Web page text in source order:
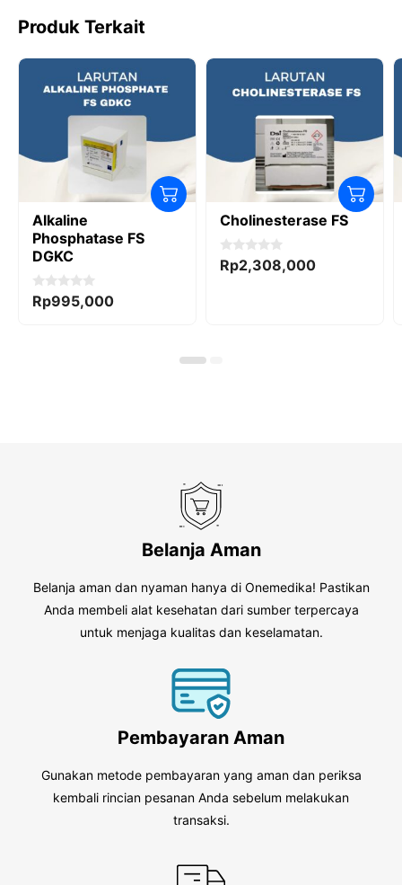
Produk Terkait
Alkaline
Phosphatase FS
DGKC
0
o
Rp995,000
Cholinesterase FS
0
o
Rp2,308,000
Belanja Aman
Belanja aman dan nyaman hanya di Onemedika! Pastikan
Anda membeli alat kesehatan dari sumber terpercaya
untuk menjaga kualitas dan keselamatan.
Pembayaran Aman
Gunakan metode pembayaran yang aman dan periksa
kembali rincian pesanan Anda sebelum melakukan
transaksi.